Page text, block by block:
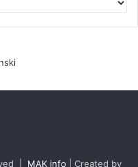
| MAK info | Created by